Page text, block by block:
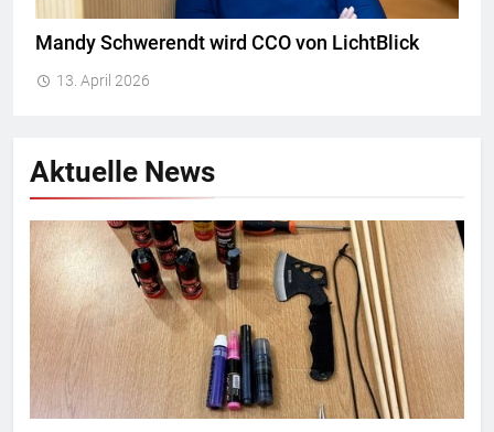
Mandy Schwerendt wird CCO von LichtBlick
13. April 2026
Aktuelle News